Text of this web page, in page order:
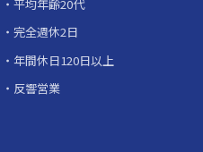
平均年齢20代
完全週休2日
年間休日120日以上
反響営業